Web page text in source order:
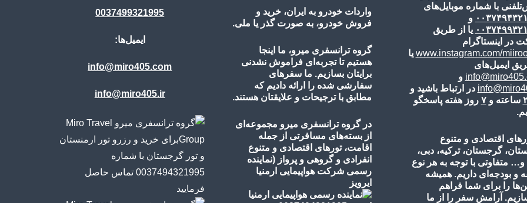
0037499321995
ایمیل‌ها:
info@miro405.com
info@miro405.ir
واردات خودرو به ایران، خرید و
فروش خودرو، به صورت گذر یا ملی.
گروه ترانسفری میرو، ما اینجا
هستیم تا تجربه‌ای فراموش نشدنی
برایتان بسازیم. ما سفرهای
سفارشی شده را ارائه دادیم که
مطابق با ترجیحات و علایقتان هستند.
در گروه ترانسفری میرو مجموعه‌ای
از بسته‌های مسافرتی از جمله
اقامت، تورهای اقتصادی و متنوع
انفرادی و گروهی و پرواز (نماینده
رسمی شرکت هواپیمایی ارمنیا
ایرویز
با شماره موبایل‌های
و
یا از طریق
در اینستاگرام
www.instagram.com/ یا
ایمیل‌های
و
در ارتباط باشید و
ساعته و۷ روز هفته پاسخگو
اقتصادی و متنوع
گرجستان، ترکیه، دبی،
و… متفاوتی با توجه به هر نوع
و بودجه‌ای داریم. همیشه
را برای شما فراهم
آرامش سفر را از ما